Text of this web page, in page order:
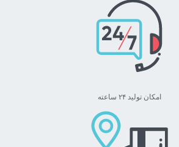
امکان تولید ۲۴ ساعته